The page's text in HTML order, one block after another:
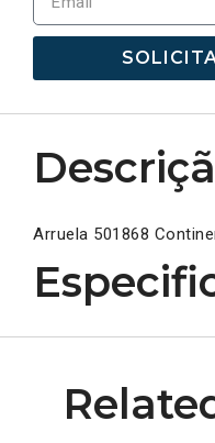
Arruela 501868